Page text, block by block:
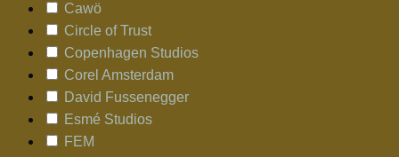
Cawö
Circle of Trust
Copenhagen Studios
Corel Amsterdam
David Fussenegger
Esmé Studios
FEM